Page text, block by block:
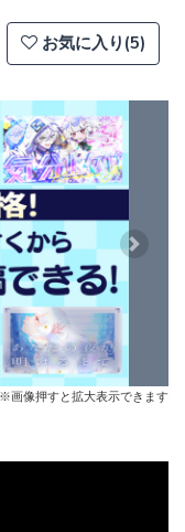
お気に入り(5)
Next
※画像押すと拡大表示できます